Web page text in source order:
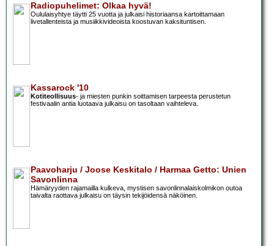
Radiopuhelimet: Olkaa hyvä!
Oululaisyhtye täytti 25 vuotta ja julkaisi historiaansa kartoittamaan
livetallenteista ja musiikkivideoista koostuvan kaksituntisen.
Kassarock '10
Kotiteollisuus- ja miesten punkin soittamisen tarpeesta perustetun
festivaalin antia luotaava julkaisu on tasoltaan vaihteleva.
Paavoharju / Joose Keskitalo / Harmaa Getto: Unien
Savonlinna
Hämäryyden rajamailla kulkeva, mystisen savonlinnalaiskolmikon outoa
taivalta raottava julkaisu on täysin tekijöidensä näköinen.